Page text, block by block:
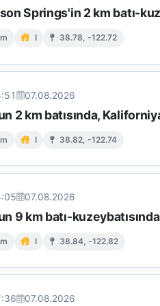
Springs'in 2 km batı-
I 38.78, -122.72
07.08.2026
2 km batısında,
I 38.82, -122.74
07.08.2026
9 km batı-
I 38.84, -122.82
07.08.2026